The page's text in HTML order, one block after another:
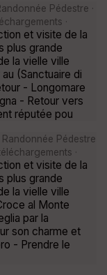
Pédestre ·
·
et visite de la
plus grande
la vielle ville
(Sanctuaire di
- Longomare
- Retour vers
réputée pou
Pédestre
·
et visite de la
plus grande
la vielle ville
al Monte
par la
son charme et
- Prendre le